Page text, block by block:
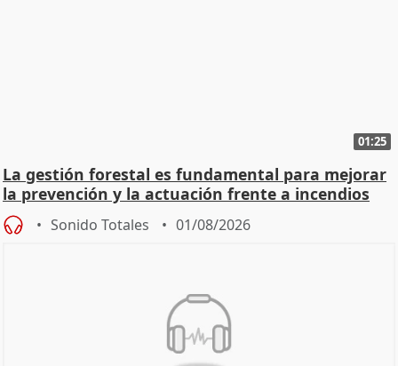
01:25
La gestión forestal es fundamental para mejorar
la prevención y la actuación frente a incendios
Sonido Totales 01/08/2026